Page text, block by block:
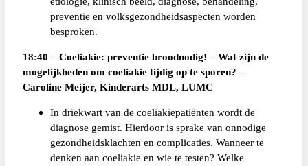
preventie en volksgezondheidsaspecten worden
besproken.
18:40 – Coeliakie: preventie broodnodig! – Wat zijn de
mogelijkheden om coeliakie tijdig op te sporen? –
Caroline Meijer, Kinderarts MDL, LUMC
In driekwart van de coeliakiepatiënten wordt de
diagnose gemist. Hierdoor is sprake van onnodige
gezondheidsklachten en complicaties. Wanneer te
denken aan coeliakie en wie te testen? Welke